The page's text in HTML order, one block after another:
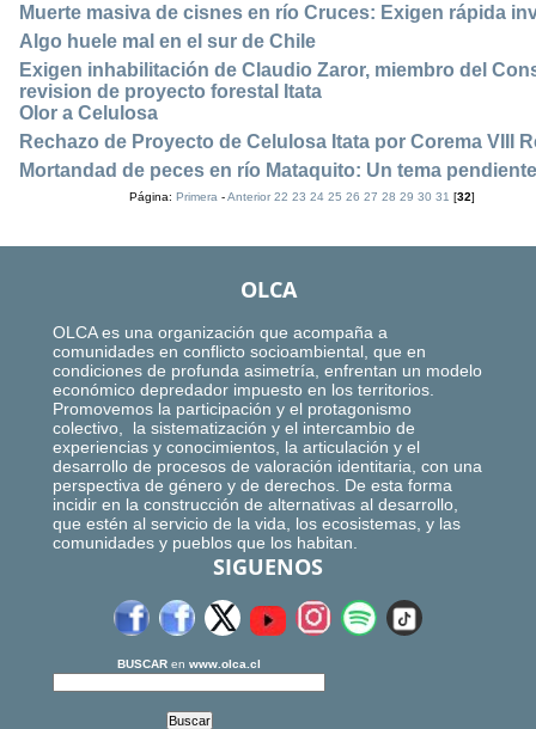
Muerte masiva de cisnes en río Cruces: Exigen rápida
Algo huele mal en el sur de Chile
Exigen inhabilitación de Claudio Zaror, miembro del
revision de proyecto forestal Itata
Olor a Celulosa
Rechazo de Proyecto de Celulosa Itata por Corema VIII
Mortandad de peces en río Mataquito: Un tema pendiente
Página:Primera -Anterior 22 23 24 25 26 27 28 29 30 31 [32]
OLCA
OLCA es una organización que acompaña a
comunidades en conflicto socioambiental, que en
condiciones de profunda asimetría, enfrentan un modelo
económico depredador impuesto en los territorios.
Promovemos la participación y el protagonismo
colectivo, la sistematización y el intercambio de
experiencias y conocimientos, la articulación y el
desarrollo de procesos de valoración identitaria, con una
perspectiva de género y de derechos. De esta forma
incidir en la construcción de alternativas al desarrollo,
que estén al servicio de la vida, los ecosistemas, y las
comunidades y pueblos que los habitan.
SIGUENOS
BUSCAR en www.olca.cl